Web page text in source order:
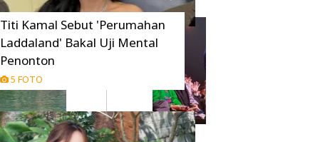
Titi Kamal Sebut 'Perumahan
Laddaland' Bakal Uji Mental
Penonton
5 FOTO